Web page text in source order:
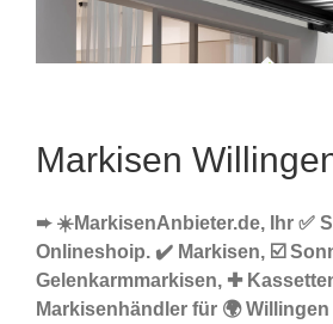
Markisen
➨ ☀️MarkisenAnbieter.de, Ihr ✅
Onlineshoip. ✔️ Markisen, ☑️
Gelenkarmmarkisen, ✚
Markisenhändler für 🌍